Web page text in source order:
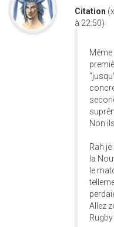
Citation
à 22:50)
Non
Rah
la
le
Allez